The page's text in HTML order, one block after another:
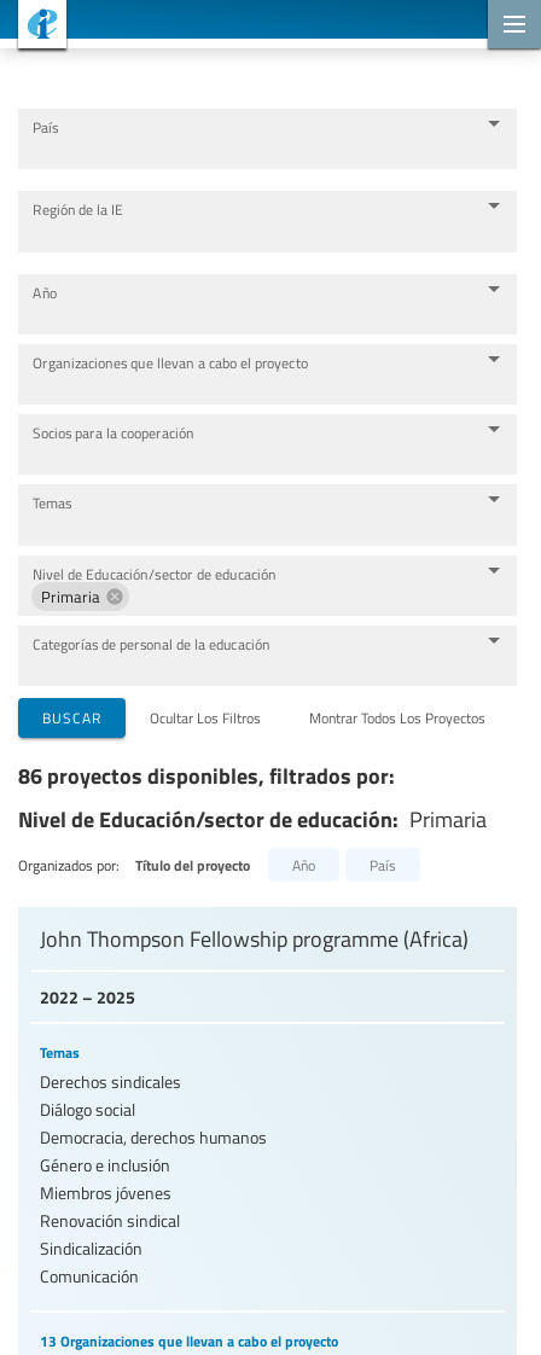
País
Región de la IE
Año
Organizaciones que llevan a cabo el proyecto
Socios para la cooperación
Temas
Nivel de Educación/sector de educación
Primaria
Categorías de personal de la educación
BUSCAR Ocultar Los Filtros Montrar Todos Los Proyectos
86 proyectos disponibles, filtrados por:
Nivel de Educación/sector de educación: Primaria
Organizados por: Título del proyecto Año País
2022 – 2025
John Thompson Fellowship programme (Africa)
Temas
Derechos sindicales
Diálogo social
Democracia, derechos humanos
Género e inclusión
Miembros jóvenes
Renovación sindical
Sindicalización
Comunicación
13 Organizaciones que llevan a cabo el proyecto